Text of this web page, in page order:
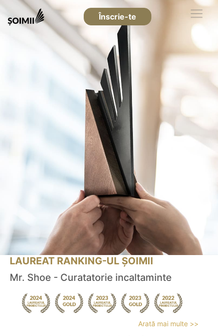
Înscrie-te
LAUREAT RANKING-UL ȘOIMII
Mr. Shoe - Curatatorie incaltaminte
Arată mai multe >>